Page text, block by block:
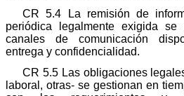
CR 5.4 La remisión de
periódica legalmente exigida
canales de comunicación
entrega y confidencialidad.
CR 5.5 Las obligaciones
laboral, otras- se gestionan en